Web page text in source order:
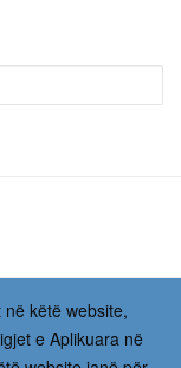
këtë website,
e Aplikuara në